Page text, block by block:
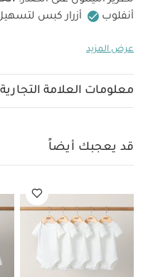
أنفلوب
أزرار كبس
على درجة حرارة 40
يُنظف بالتنظيف جاف
قطعة واحدة عضوية بلون أبيض - 3 قطع
Sleepsuits
فستان دينم بنمط
عرض المزيد
معلومات العلامة التجارية
قد يعجبك أيضاً